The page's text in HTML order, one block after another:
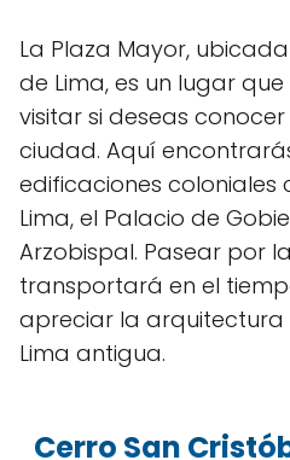
La Plaza Mayor,
de Lima, es un lugar
visitar si deseas
ciudad. Aquí
edificaciones
Lima, el Palacio de
Arzobispal. Pasear por
transportará en el
apreciar la arquitectura
Lima antigua.
Cerro San